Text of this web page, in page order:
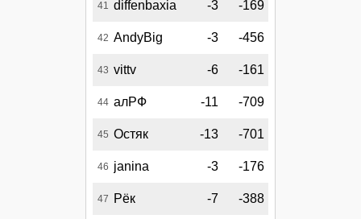
41 diffenbaxia -3 -169
42 AndyBig -3 -456
43 vittv -6 -161
44 алРФ -11 -709
45 Остяк -13 -701
46 janina -3 -176
47 Рёк -7 -388